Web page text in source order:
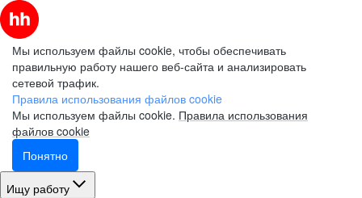
Мы используем файлы cookie, чтобы обеспечивать
правильную работу нашего веб-сайта и анализировать
сетевой трафик.
Правила использования файлов cookie
Мы используем файлы cookie. Правила использования
файлов cookie
Понятно
Ищу работу